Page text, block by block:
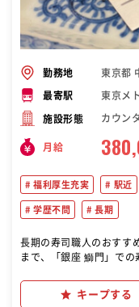
勤務地 東京都
最寄駅 東京メ
施設形態 カウン
月給
福利厚生充実 駅近
学歴不問 長期
長期の寿司職人のおすすめ転職求人の
まで、「銀座 鰤門」で
です。
キープする